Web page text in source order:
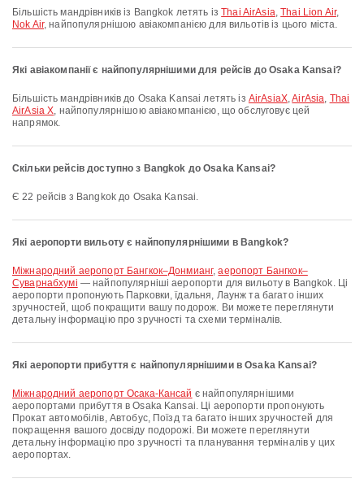
Більшість мандрівників із Bangkok летять ізThai AirAsia,Thai Lion Air,
Nok Air, найпопулярнішою авіакомпанією для вильотів із цього міста.
Які авіакомпанії є найпопулярнішими для рейсів до Osaka Kansai?
Більшість мандрівників до Osaka Kansai летять із AirAsiaX,AirAsia, Thai
AirAsia X, найпопулярнішою авіакомпанією, що обслуговує цей
напрямок.
Скільки рейсів доступно з Bangkok до Osaka Kansai?
Є 22 рейсів з Bangkok до Osaka Kansai.
Які аеропорти вильоту є найпопулярнішими в Bangkok?
Міжнародний аеропорт Бангкок–Донмианг,аеропорт Бангкок–
Суварнабхумі — найпопулярніші аеропорти для вильоту в Bangkok. Ці
аеропорти пропонують Парковки, їдальня, Лаунж та багато інших
зручностей, щоб покращити вашу подорож. Ви можете переглянути
детальну інформацію про зручності та схеми терміналів.
Які аеропорти прибуття є найпопулярнішими в Osaka Kansai?
Міжнародний аеропорт Осака-Кансай є найпопулярнішими
аеропортами прибуття в Osaka Kansai. Ці аеропорти пропонують
Прокат автомобілів, Автобус, Поїзд та багато інших зручностей для
покращення вашого досвіду подорожі. Ви можете переглянути
детальну інформацію про зручності та планування терміналів у цих
аеропортах.